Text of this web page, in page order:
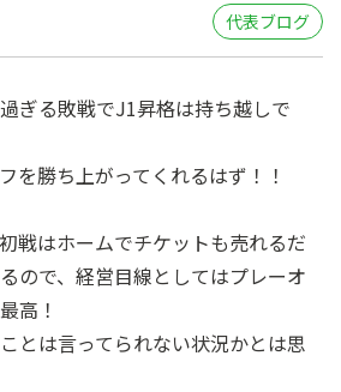
代表ブログ
ぎる敗戦でJ1昇格は持ち越しで
を勝ち上がってくれるはず！！
戦はホームでチケットも売れるだ
ので、経営目線としてはプレーオ
高！
とは言ってられない状況かとは思